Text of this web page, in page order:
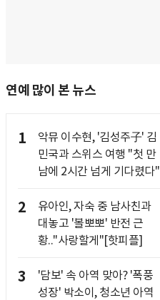
연예 많이 본 뉴스
1
악뮤 이수현, '김성주子' 김
민국과 스위스 여행 "첫 만
남에 2시간 넘게 기다렸다"
2
유아인, 자숙 중 남사친과
대놓고 '볼뽀뽀' 반전 근
황.."사랑할게"[핫피플]
3
'담보' 속 아역 맞아? '폭풍
성장' 박소이, 청소년 아역